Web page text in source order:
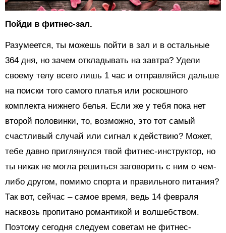
Пойди в фитнес-зал.
Разумеется, ты можешь пойти в зал и в остальные
364 дня, но зачем откладывать на завтра? Удели
своему телу всего лишь 1 час и отправляйся дальше
на поиски того самого платья или роскошного
комплекта нижнего белья. Если же у тебя пока нет
второй половинки, то, возможно, это тот самый
счастливый случай или сигнал к действию? Может,
тебе давно приглянулся твой фитнес-инструктор, но
ты никак не могла решиться заговорить с ним о чем-
либо другом, помимо спорта и правильного питания?
Так вот, сейчас – самое время, ведь 14 февраля
насквозь пропитано романтикой и волшебством.
Поэтому сегодня следуем советам не фитнес-